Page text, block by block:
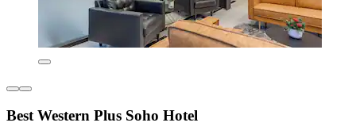
Best Western Plus Soho Hotel